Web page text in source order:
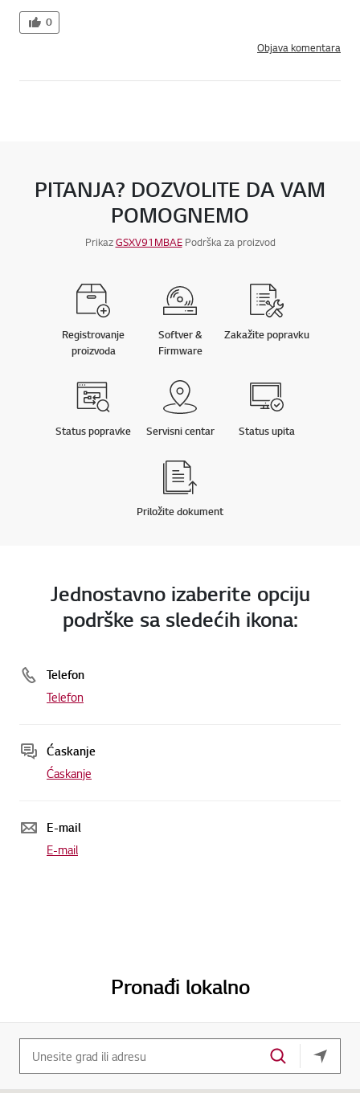
0
Objava komentara
PITANJA? DOZVOLITE DA VAM
POMOGNEMO
PrikazGSXV91MBAEPodrška za proizvod
Registrovanje
proizvoda
Softver &
Firmware
Zakažite popravku
Status popravke Servisni centar Status upita
Priložite dokument
Jednostavno izaberite opciju
podrške sa sledećih ikona:
Telefon
Telefon
Ćaskanje
Ćaskanje
E-mail
E-mail
Pronađi lokalno
vaša